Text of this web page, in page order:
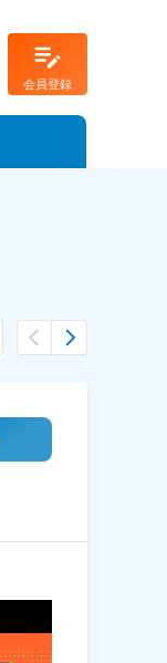
会員登録